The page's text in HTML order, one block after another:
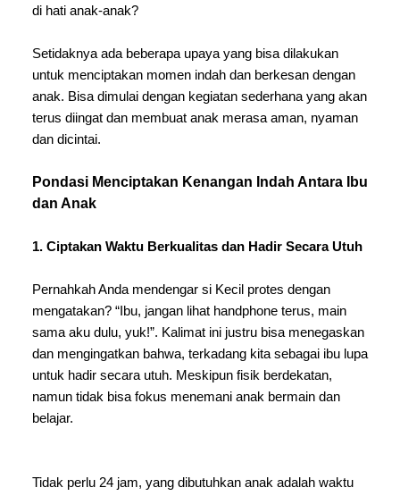
di hati anak-anak?
Setidaknya ada beberapa upaya yang bisa dilakukan
untuk menciptakan momen indah dan berkesan dengan
anak. Bisa dimulai dengan kegiatan sederhana yang akan
terus diingat dan membuat anak merasa aman, nyaman
dan dicintai.
Pondasi Menciptakan Kenangan Indah Antara Ibu
dan Anak
1. Ciptakan Waktu Berkualitas dan Hadir Secara Utuh
Pernahkah Anda mendengar si Kecil protes dengan
mengatakan? “Ibu, jangan lihat handphone terus, main
sama aku dulu, yuk!”. Kalimat ini justru bisa menegaskan
dan mengingatkan bahwa, terkadang kita sebagai ibu lupa
untuk hadir secara utuh. Meskipun fisik berdekatan,
namun tidak bisa fokus menemani anak bermain dan
belajar.
Tidak perlu 24 jam, yang dibutuhkan anak adalah waktu